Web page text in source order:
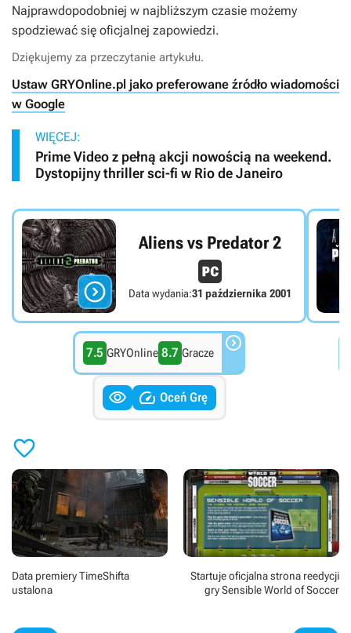
Najprawdopodobniej w najbliższym czasie możemy
spodziewać się oficjalnej zapowiedzi.
Dziękujemy za przeczytanie artykułu.
Ustaw GRYOnline.pl jako preferowane źródło wiadomości
w Google
WIĘCEJ:
Prime Video z pełną akcji nowością na weekend.
Dystopijny thriller sci-fi w Rio de Janeiro

Aliens vs Predator 2
Data wydania:31 października 2001
7.5 GRYOnline 8.7 Gracze 
  Oceń Grę

Data premiery TimeShifta
ustalona
Startuje oficjalna strona reedycji
gry Sensible World of Soccer